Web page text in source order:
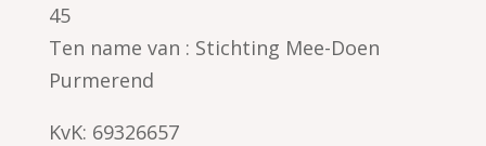
45
Ten name van : Stichting Mee-Doen
Purmerend
KvK: 69326657